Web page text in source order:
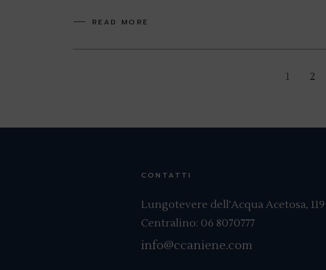
READ MORE
1 2
CONTATTI
Lungotevere dell’Acqua Acetosa, 119
Centralino: 06 8070777
info@ccaniene.com